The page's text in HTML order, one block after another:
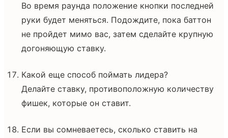
Во время раунда положение кнопки последней
руки будет меняться. Подождите, пока баттон
не пройдет мимо вас, затем сделайте крупную
догоняющую ставку.
Какой еще способ поймать лидера?
Делайте ставку, противоположную количеству
фишек, которые он ставит.
Если вы сомневаетесь, сколько ставить на